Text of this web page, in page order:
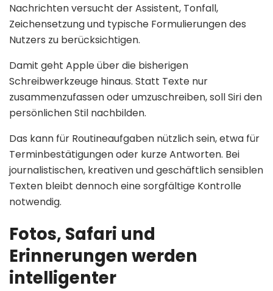
Nachrichten versucht der Assistent, Tonfall,
Zeichensetzung und typische Formulierungen des
Nutzers zu berücksichtigen.
Damit geht Apple über die bisherigen
Schreibwerkzeuge hinaus. Statt Texte nur
zusammenzufassen oder umzuschreiben, soll Siri den
persönlichen Stil nachbilden.
Das kann für Routineaufgaben nützlich sein, etwa für
Terminbestätigungen oder kurze Antworten. Bei
journalistischen, kreativen und geschäftlich sensiblen
Texten bleibt dennoch eine sorgfältige Kontrolle
notwendig.
Fotos, Safari und
Erinnerungen werden
intelligenter